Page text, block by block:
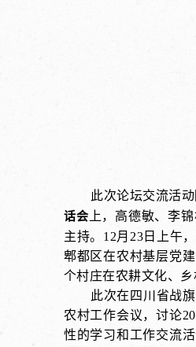
此次论坛交流活
话会 上，高德敏、李
主持。12月23日上午
郫都区在农村基层党
个村庄在农耕文化、
此次在四川省战
农村工作会议，讨论
性的学习和工作交流